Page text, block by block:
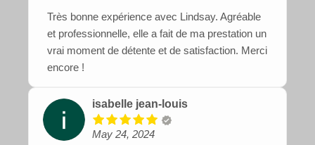
Très bonne expérience avec Lindsay. Agréable
et professionnelle, elle a fait de ma prestation un
vrai moment de détente et de satisfaction. Merci
encore !
isabelle jean-louis
May 24, 2024